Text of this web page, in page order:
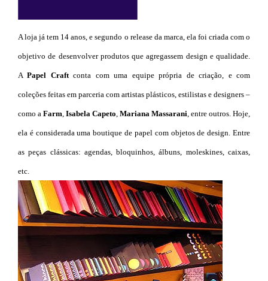
A loja já tem 14 anos, e segundo o release da marca, ela foi criada com o
objetivo de desenvolver produtos que agregassem design e qualidade.
APapel Craftconta com uma equipe própria de criação, e com
coleções feitas em parceria com artistas plásticos, estilistas e designers –
como a Farm Isabela Capeto Mariana Massarani , entre outros. Hoje,
ela é considerada uma boutique de papel com objetos de design. Entre
as peças clássicas: agendas, bloquinhos, álbuns, moleskines, caixas,
etc.